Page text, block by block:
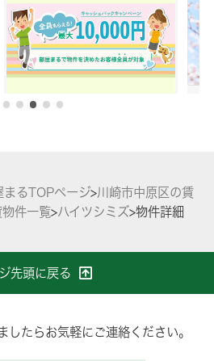
るTOPページ>川崎市中原区の賃
件一覧>ハイツシミズ>物件詳細
先頭に戻る
したらお気軽にご連絡ください。